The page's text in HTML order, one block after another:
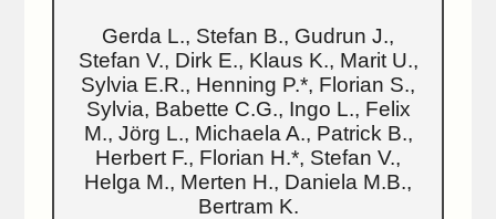
Gerda L., Stefan B., Gudrun J.,
Stefan V., Dirk E., Klaus K., Marit U.,
Sylvia E.R., Henning P.*, Florian S.,
Sylvia, Babette C.G., Ingo L., Felix
M., Jörg L., Michaela A., Patrick B.,
Herbert F., Florian H.*, Stefan V.,
Helga M., Merten H., Daniela M.B.,
Bertram K.